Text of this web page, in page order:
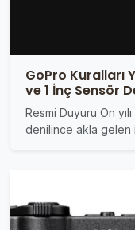
GoPro Kuralları
ve 1 İnç Sensör
Resmi Duyuru On
denilince akla gelen